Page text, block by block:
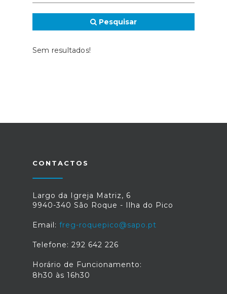
Pesquisar
Sem resultados!
CONTACTOS
Largo da Igreja Matriz, 6
9940-340 São Roque - Ilha do Pico
Email: freg-roquepico@sapo.pt
Telefone: 292 642 226
Horário de Funcionamento:
8h30 às 16h30